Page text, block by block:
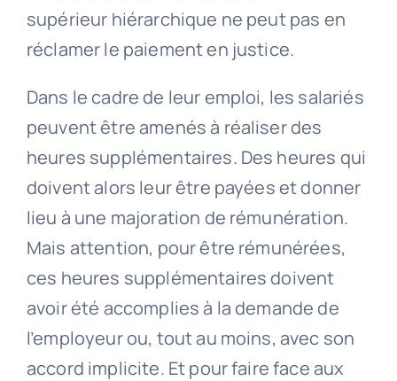
supérieur hiérarchique ne peut pas en
réclamer le paiement en justice.
Dans le cadre de leur emploi, les salariés
peuvent être amenés à réaliser des
heures supplémentaires. Des heures qui
doivent alors leur être payées et donner
lieu à une majoration de rémunération.
Mais attention, pour être rémunérées,
ces heures supplémentaires doivent
avoir été accomplies à la demande de
l’employeur ou, tout au moins, avec son
accord implicite. Et pour faire face aux